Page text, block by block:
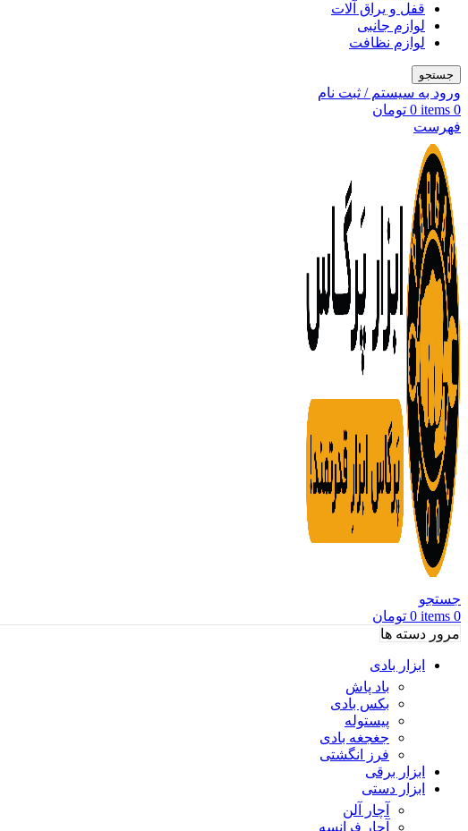
قفل و یراق آلات
لوازم جانبی
لوازم نظافت
جستجو
ورود به سیستم / ثبت نام
0
items
0 تومان
فهرست
جستجو
0
items
0 تومان
مرور دسته ها
ابزار بادی
باد پاش
بکس بادی
پیستوله
جغجغه بادی
فرز انگشتی
ابزار برقی
ابزار دستی
آچار آلن
آچار فرانسه